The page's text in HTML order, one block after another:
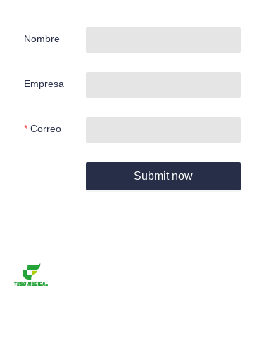
Nombre
Empresa
Correo
Submit now